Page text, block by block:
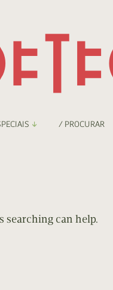
/ PROCURAR
searching can help.